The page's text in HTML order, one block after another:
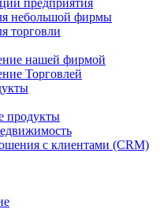
предприятия
небольшой фирмы
торговли
нашей фирмой
Торговлей
продукты
с клиентами (CRM)